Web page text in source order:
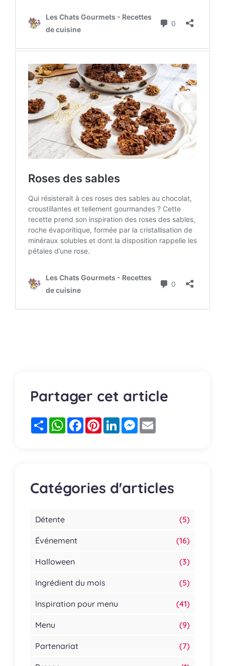
Partager cet article
PartagerWhatsApp
FacebookPinterestLinkedInMessenger
Catégories d'articles
Détente (5)
Événement (16)
Halloween (3)
Ingrédient du mois (5)
Inspiration pour menu (41)
Menu (9)
Partenariat (7)